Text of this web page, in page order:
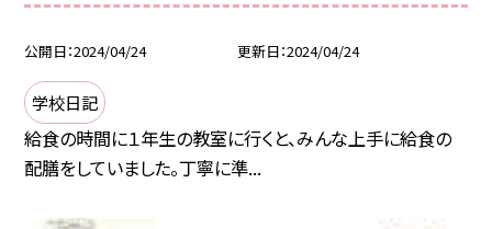
公開日 2024/04/24 更新日 2024/04/24
学校日記
給食の時間に１年生の教室に行くと、みんな上手に給食の
配膳をしていました。丁寧に準...